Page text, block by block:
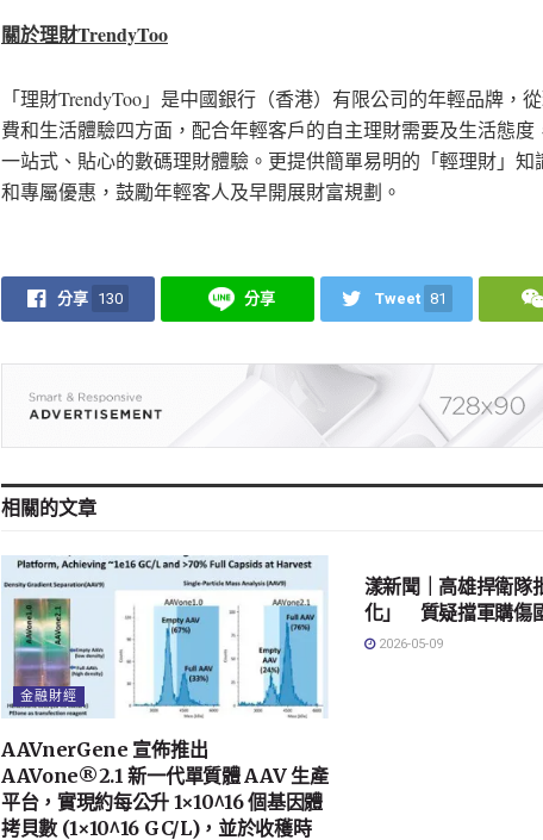
關於理財TrendyToo
「理財TrendyToo」是中國銀行（香港）有限公司的年輕品牌，
費和生活體驗四方面，配合年輕客戶的自主理財需要及生活態度
一站式、貼心的數碼理財體驗。更提供簡單易明的「輕理財」知
和專屬優惠，鼓勵年輕客人及早開展財富規劃。
分享 130 分享 Tweet 81
相關的文章
金融財經
AAVnerGene 宣佈推出
AAVone®2.1 新一代單質體 AAV 生產
平台，實現約每公升 1×10^16 個基因體
拷貝數 (1×10^16 GC/L)，並於收穫時
漾新聞｜高雄捍衛隊
化」 質疑擋軍購傷
2026-05-09